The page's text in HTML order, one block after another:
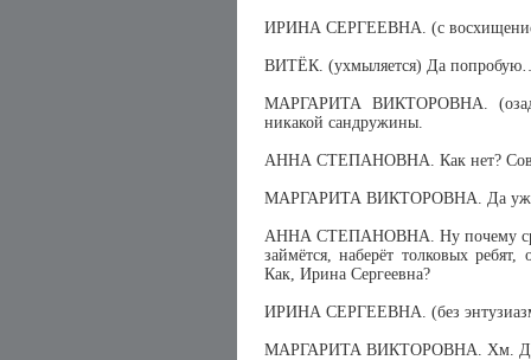
ИРИНА СЕРГЕЕВНА. (с
ВИТЁК. (ухмыляется) Да
МАРГАРИТА ВИКТОРОВНА.
никакой сандружины.
АННА СТЕПАНОВНА. Как нет?
МАРГАРИТА ВИКТОРОВНА. Да уж
АННА СТЕПАНОВНА. Ну почему
займётся, наберёт толковых
Как, Ирина Сергеевна?
ИРИНА СЕРГЕЕВНА. (без
МАРГАРИТА ВИКТОРОВНА. Хм.